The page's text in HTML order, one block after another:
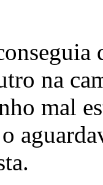
na
mal